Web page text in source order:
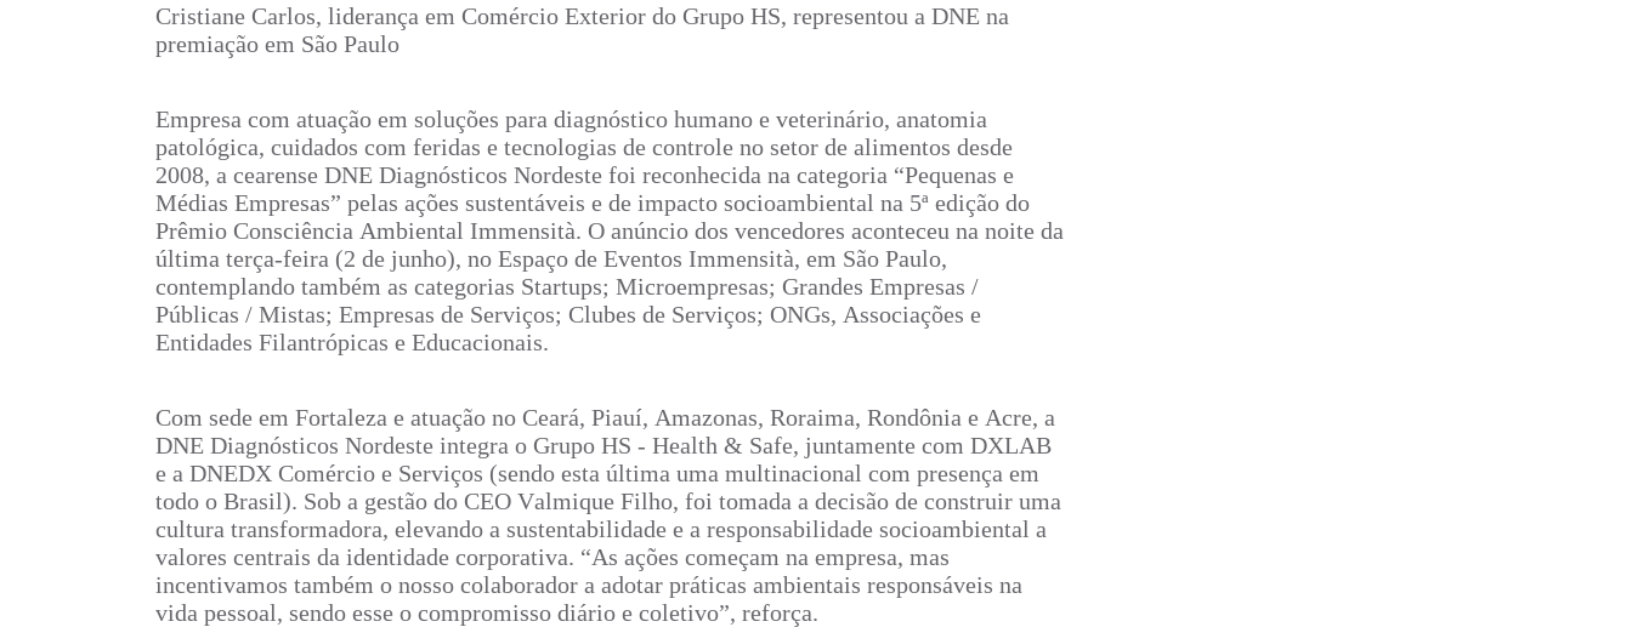
Cristiane Carlos, liderança em Comércio Exterior do Grupo HS, representou a DNE na
premiação em São Paulo
Empresa com atuação em soluções para diagnóstico humano e veterinário, anatomia
patológica, cuidados com feridas e tecnologias de controle no setor de alimentos desde
2008, a cearense DNE Diagnósticos Nordeste foi reconhecida na categoria “Pequenas e
Médias Empresas” pelas ações sustentáveis e de impacto socioambiental na 5ª edição do
Prêmio Consciência Ambiental Immensità. O anúncio dos vencedores aconteceu na noite da
última terça-feira (2 de junho), no Espaço de Eventos Immensità, em São Paulo,
contemplando também as categorias Startups; Microempresas; Grandes Empresas /
Públicas / Mistas; Empresas de Serviços; Clubes de Serviços; ONGs, Associações e
Entidades Filantrópicas e Educacionais.
Com sede em Fortaleza e atuação no Ceará, Piauí, Amazonas, Roraima, Rondônia e Acre, a
DNE Diagnósticos Nordeste integra o Grupo HS - Health & Safe, juntamente com DXLAB
e a DNEDX Comércio e Serviços (sendo esta última uma multinacional com presença em
todo o Brasil). Sob a gestão do CEO Valmique Filho, foi tomada a decisão de construir uma
cultura transformadora, elevando a sustentabilidade e a responsabilidade socioambiental a
valores centrais da identidade corporativa. “As ações começam na empresa, mas
incentivamos também o nosso colaborador a adotar práticas ambientais responsáveis na
vida pessoal, sendo esse o compromisso diário e coletivo”, reforça.